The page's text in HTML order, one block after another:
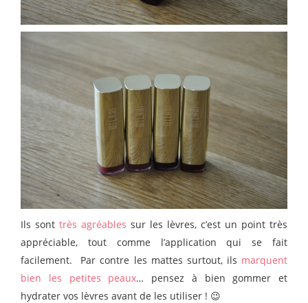
Ils sont très agréables sur les lèvres, c’est un point très
appréciable, tout comme l’application qui se fait
facilement. Par contre les mattes surtout, ils marquent
bien les petites peaux… pensez à bien gommer et
hydrater vos lèvres avant de les utiliser ! 😉